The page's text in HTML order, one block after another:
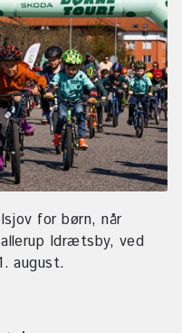
for børn, når
Idrætsby, ved
august.